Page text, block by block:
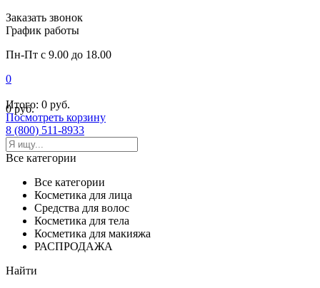
Заказать звонок
График работы
Пн-Пт с 9.00 до 18.00
0
0 руб.
Итого: 0 руб.
Посмотреть корзину
8 (800) 511-8933
Все категории
Все категории
Косметика для лица
Средства для волос
Косметика для тела
Косметика для макияжа
РАСПРОДАЖА
Найти